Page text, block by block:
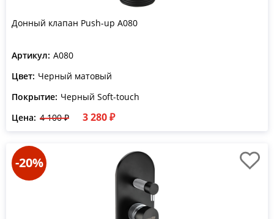
Донный клапан Push-up A080
Артикул: A080
Цвет: Черный матовый
Покрытие: Черный Soft-touch
Цена: 4 100 ₽ 3 280 ₽
-20%